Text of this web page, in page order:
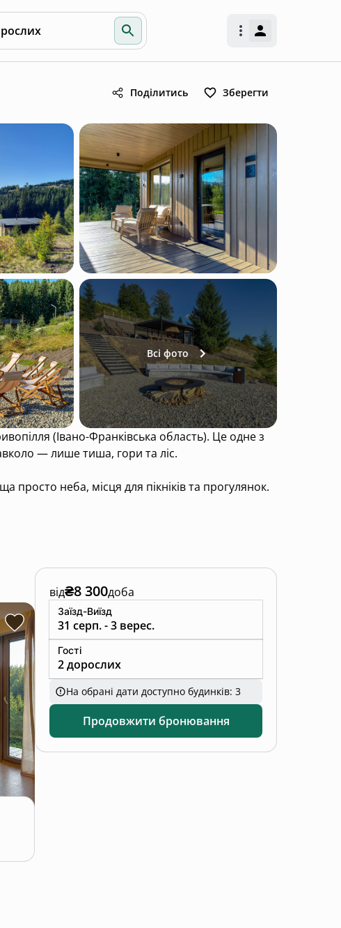
Поділитись Зберегти
Всі фото
(Івано-Франківська область). Це одне з
— лише тиша, гори та ліс.
просто неба, місця для пікніків та прогулянок.
сироварнями. Буковель — лише за 40 хвилин
та панорамними вікнами. У кожному —
або на терасі з видом на гори.
від₴8 300доба
Заїзд-Виїзд
31 серп. - 3 верес.
Гості
2 дорослих
На обрані дати доступно будинків: 3
Продовжити бронювання